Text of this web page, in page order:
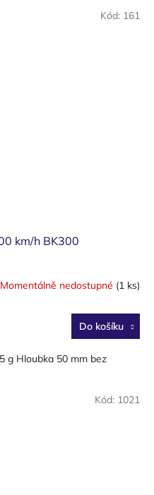
km/h BK300
Momentálně nedostupné (1 ks)
Do košíku
g Hloubka 50 mm bez
Kód: 161
Kód: 1021